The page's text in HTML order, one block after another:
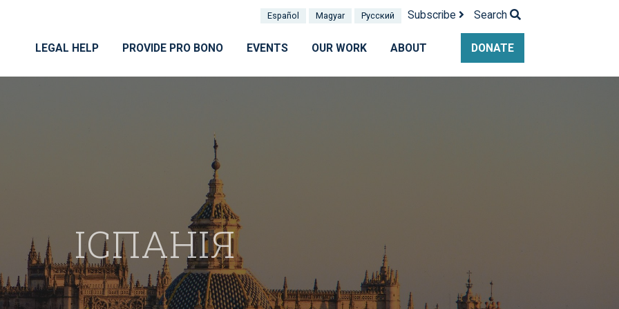
Español Magyar Pусский Subscribe Search
LEGAL HELP PROVIDE PRO BONO EVENTS OUR WORK ABOUT DONATE
ІСПАНІЯ